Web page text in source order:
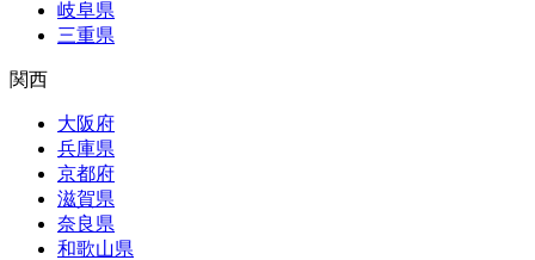
岐阜県
三重県
関西
大阪府
兵庫県
京都府
滋賀県
奈良県
和歌山県